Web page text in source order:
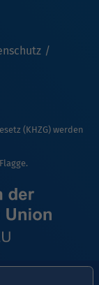
(KHZG) werden